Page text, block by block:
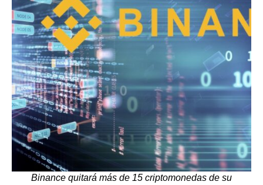
Binance quitará más de 15 criptomonedas de su